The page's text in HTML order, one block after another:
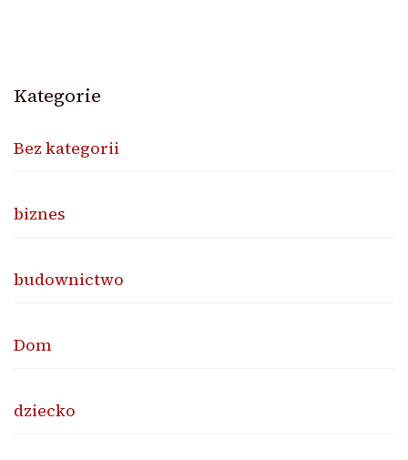
Kategorie
Bez kategorii
biznes
budownictwo
Dom
dziecko